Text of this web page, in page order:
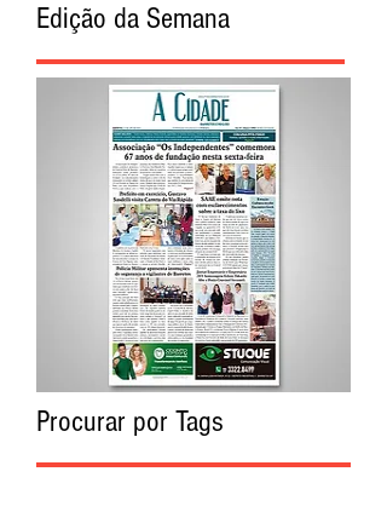
Edição da Semana
Procurar por Tags